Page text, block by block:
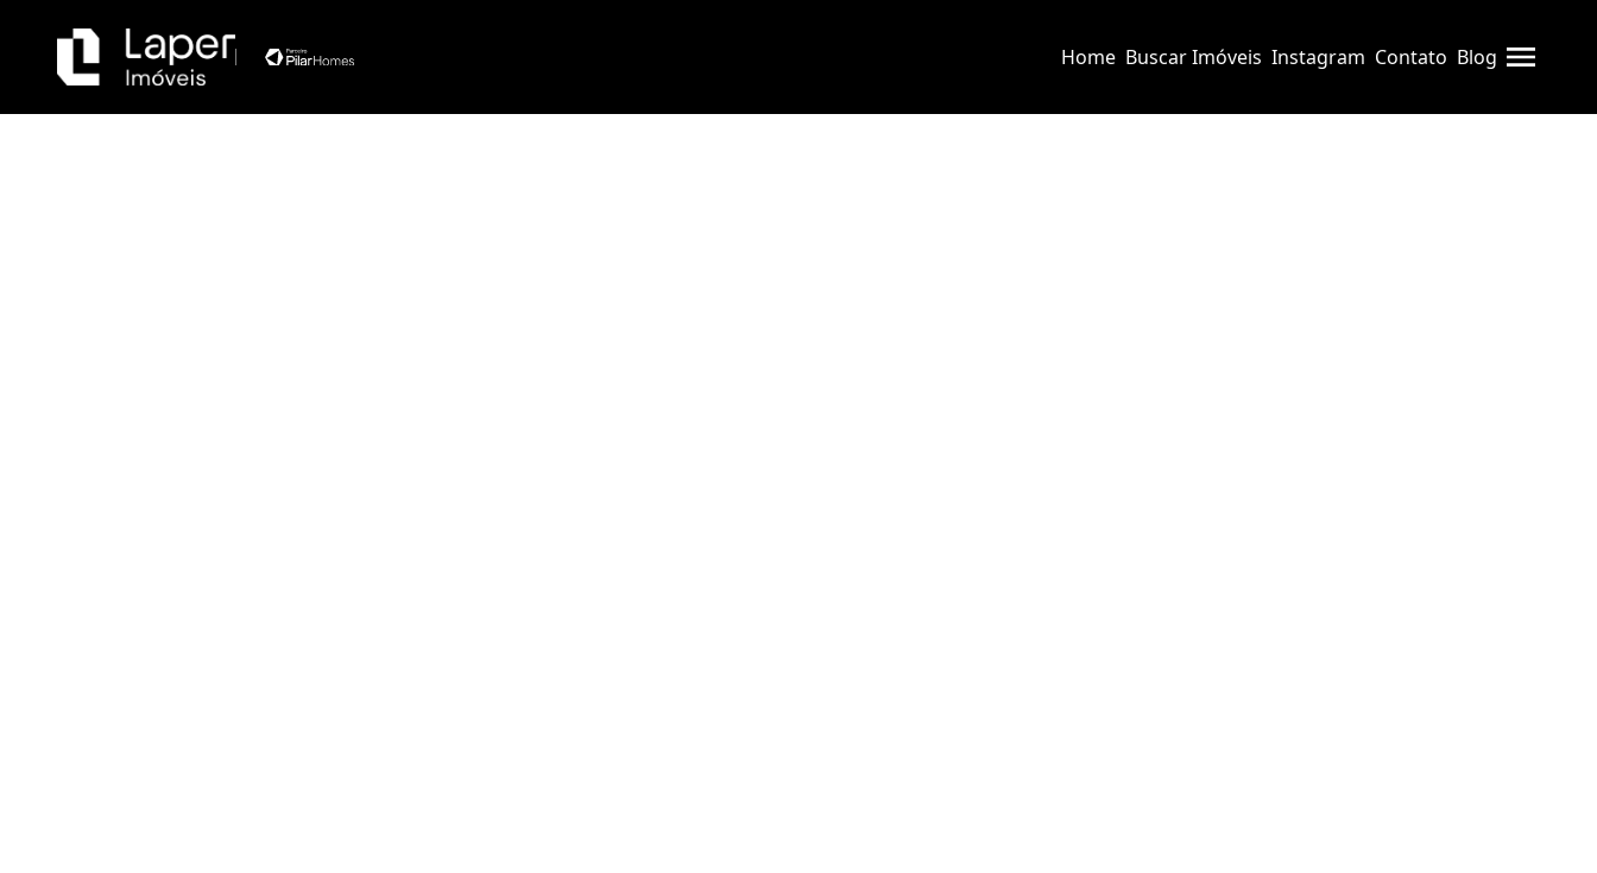
Home Buscar Imóveis Instagram Contato Blog